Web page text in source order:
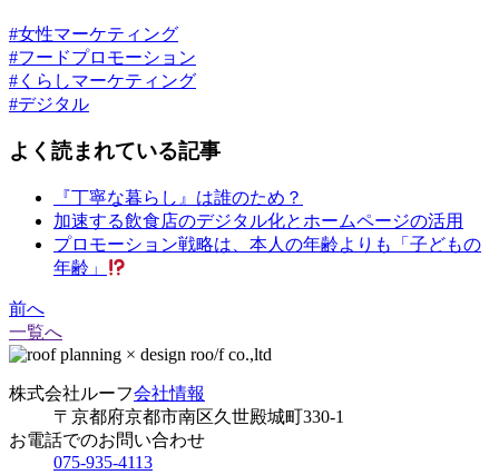
#女性マーケティング
#フードプロモーション
#くらしマーケティング
#デジタル
よく読まれている記事
『丁寧な暮らし』は誰のため？
加速する飲食店のデジタル化とホームページの活用
プロモーション戦略は、本人の年齢よりも「子どもの
年齢」
前へ
一覧へ
株式会社ルーフ会社情報
〒京都府京都市南区久世殿城町330-1
お電話でのお問い合わせ
075-935-4113